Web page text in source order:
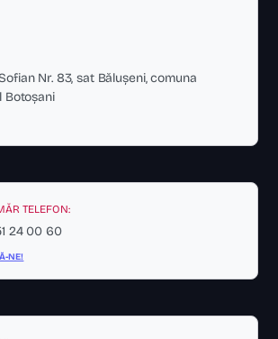
Nr. 83, sat Bălușeni, comuna
Botoșani
TELEFON:
24 00 60
NE!